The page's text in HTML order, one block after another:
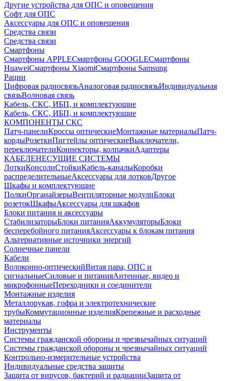
Другие устройства для ОПС и оповещения
Софт для ОПС
Аксессуары для ОПС и оповещения
Средства связи
Средства связи
Смартфоны
Смартфоны APPLEСмартфоны GOOGLEСмартфоны
HuaweiСмартфоны XiaomiСмартфоны Samsung
Рации
Цифровая радиосвязьАналоговая радиосвязьИндивидуальная
связьВолновая связь
Кабель, СКС, ИБП, и комплектующие
Кабель, СКС, ИБП, и комплектующие
КОМПОНЕНТЫ СКС
Патч-панелиКроссы оптическиеМонтажные материалыПатч-
кордыРозеткиПигтейлы оптическиеВыключатели,
переключателиКоннекторы, колпачкиАдаптеры
КАБЕЛЕНЕСУЩИЕ СИСТЕМЫ
ЛоткиКонсолиСтойкиКабель-каналыКоробки
распределительныеАксессуары для лотковДругое
Шкафы и комплектующие
ПолкиОрганайзерыВентиляторные модулиБлоки
розетокШкафыАксессуары для шкафов
Блоки питания и аксессуары
СтабилизаторыБлоки питанияАккумуляторыБлоки
бесперебойного питанияАксессуары к блокам питания
Альтернативные источники энергий
Солнечные панели
Кабели
Волоконно-оптическийВитая пара, ОПС и
сигнальныеСиловые и питанияАнтенные, видео и
микрофонныеПереходники и соединители
Монтажные изделия
Металлорукав, гофра и электротехнические
трубыКоммутационные изделияКрепежные и расходные
материалы
Инструменты
Системы гражданской обороны и чрезвычайных ситуаций
Системы гражданской обороны и чрезвычайных ситуаций
Контрольно-измерительные устройства
Индивидуальные средства защиты
Защита от вирусов, бактерий и радиацииЗащита от